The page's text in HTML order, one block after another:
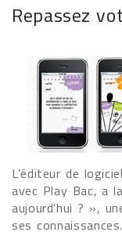
Repassez
L’éditeur de
avec Play Bac, a
aujourd’hui ? »,
ses connaissances.